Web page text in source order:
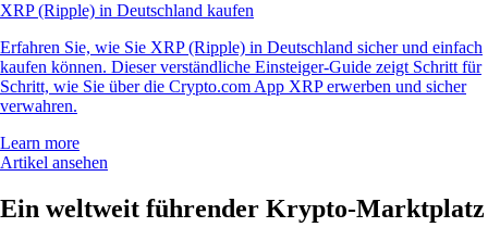
XRP (Ripple) in Deutschland kaufen
Erfahren Sie, wie Sie XRP (Ripple) in Deutschland sicher und einfach
kaufen können. Dieser verständliche Einsteiger-Guide zeigt Schritt für
Schritt, wie Sie über die Crypto.com App XRP erwerben und sicher
verwahren.
Learn more
Artikel ansehen
Ein weltweit führender Krypto-Marktplatz